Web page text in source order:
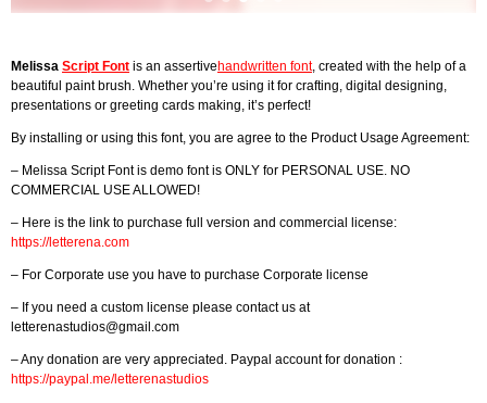
Melissa Script Font is an assertivehandwritten font, created with the help of a
beautiful paint brush. Whether you’re using it for crafting, digital designing,
presentations or greeting cards making, it’s perfect!
By installing or using this font, you are agree to the Product Usage Agreement:
– Melissa Script Font is demo font is ONLY for PERSONAL USE. NO
COMMERCIAL USE ALLOWED!
– Here is the link to purchase full version and commercial license:
https://letterena.com
– For Corporate use you have to purchase Corporate license
– If you need a custom license please contact us at
letterenastudios@gmail.com
– Any donation are very appreciated. Paypal account for donation :
https://paypal.me/letterenastudios